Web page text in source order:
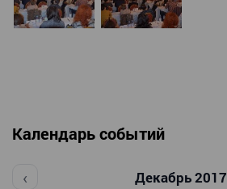
Календарь событий
‹ Декабрь 2017